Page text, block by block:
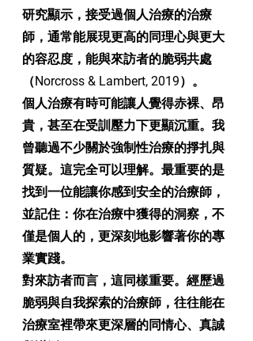
研究顯示，接受過個人治療的治療
師，通常能展現更高的同理心與更大
的容忍度，能與來訪者的脆弱共處
（Norcross & Lambert, 2019）。
個人治療有時可能讓人覺得赤裸、昂
貴，甚至在受訓壓力下更顯沉重。我
曾聽過不少關於強制性治療的掙扎與
質疑。這完全可以理解。最重要的是
找到一位能讓你感到安全的治療師，
並記住：你在治療中獲得的洞察，不
僅是個人的，更深刻地影響著你的專
業實踐。
對來訪者而言，這同樣重要。經歷過
脆弱與自我探索的治療師，往往能在
治療室裡帶來更深層的同情心、真誠